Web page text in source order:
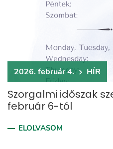
2026. február 4. HÍR
Szorgalmi időszak
február 6-tól
ELOLVASOM